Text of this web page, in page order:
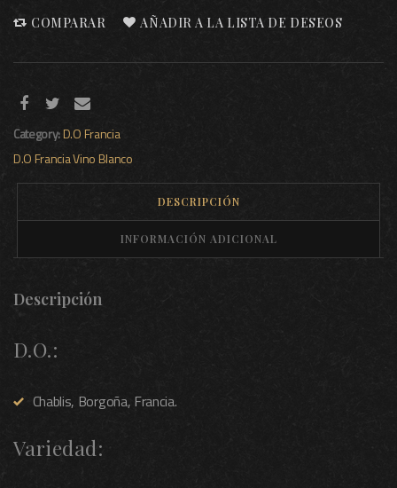
COMPARAR AÑADIR A LA LISTA DE DESEOS
Category:D.O Francia
D.O FranciaVino Blanco
DESCRIPCIÓN
INFORMACIÓN ADICIONAL
Descripción
D.O.:
Chablis, Borgoña, Francia.
Variedad: